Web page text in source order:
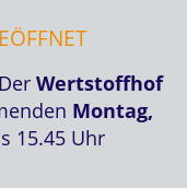
Wertstoffhof
Montag,
15.45 Uhr